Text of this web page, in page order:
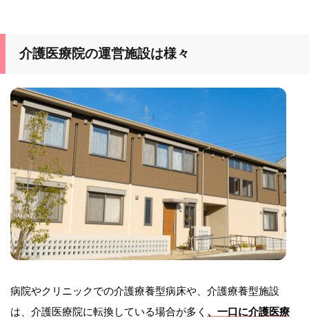
介護医療院の運営施設は様々
病院やクリニックでの介護療養型病床や、介護療養型施設
は、介護医療院に転換している場合が多く 、一口に介護医療